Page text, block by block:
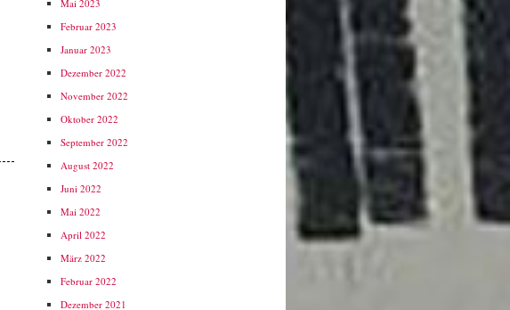
Mai 2023
Februar 2023
Januar 2023
Dezember 2022
November 2022
Oktober 2022
September 2022
August 2022
Juni 2022
Mai 2022
April 2022
März 2022
Februar 2022
Dezember 2021